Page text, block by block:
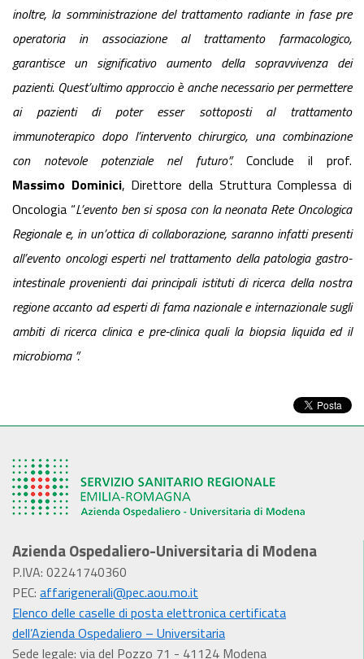
inoltre, la somministrazione del trattamento radiante in fase pre
operatoria in associazione al trattamento farmacologico,
garantisce un significativo aumento della sopravvivenza dei
pazienti. Quest’ultimo approccio è anche necessario per permettere
ai pazienti di poter esser sottoposti al trattamento
immunoterapico dopo l’intervento chirurgico, una combinazione
con notevole potenziale nel futuro”. Conclude il prof.
Massimo Dominici, Direttore della Struttura Complessa di
Oncologia “L’evento bensi sposa con la neonata Rete Oncologica
Regionale e, in un’ottica di collaborazione, saranno infatti presenti
all’evento oncologi esperti nel trattamento della patologia gastro-
intestinale provenienti dai principali istituti di ricerca della nostra
regione accanto ad esperti di fama nazionale e internazionale sugli
ambiti di ricerca clinica e pre-clinica quali la biopsia liquida ed il
microbioma ”.
Azienda Ospedaliero-Universitaria di Modena
P.IVA: 02241740360
PEC: affarigenerali@pec.aou.mo.it
Elenco delle caselle di posta elettronica certificata
dell’Azienda Ospedaliero – Universitaria
Sede legale: via del Pozzo 71 - 41124 Modena